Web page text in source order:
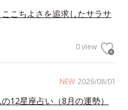
こちよさを追求したサラサ
0 view
NEW 2026/08/01
12星座占い（8月の運勢）